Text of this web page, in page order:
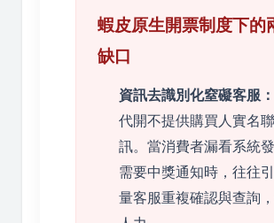
蝦皮原生開票制度下的
缺口
資訊去識別化窒礙客服：
代開不提供購買人實名
訊。當消費者漏看系統
需要中獎通知時，往往
量客服重複確認與查詢